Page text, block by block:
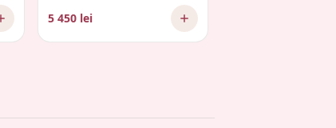
5 450 lei